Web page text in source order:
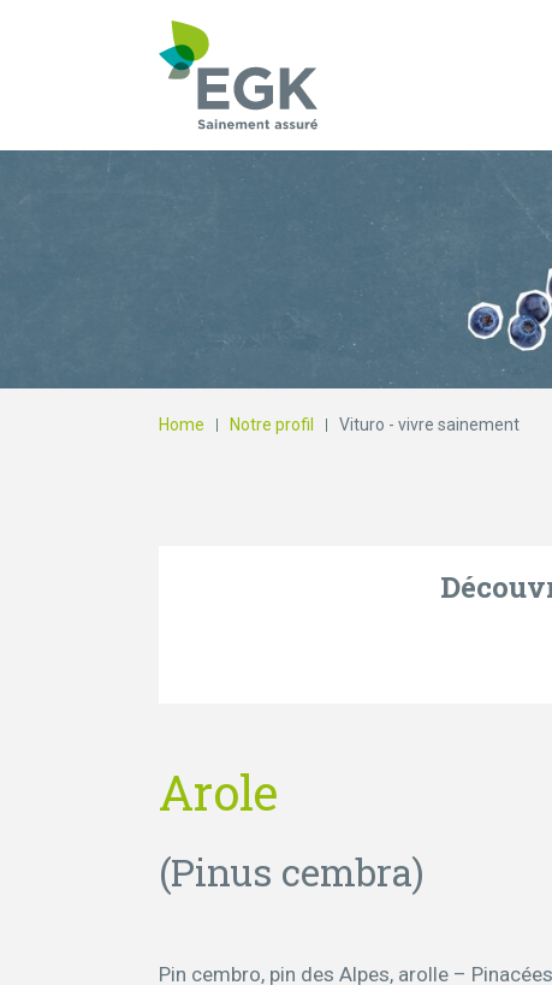
Home Notre profil Vituro - vivre sainement
Arole
(Pinus cembra)
Pin cembro, pin des Alpes, arolle –
Qu'est-ce que vous